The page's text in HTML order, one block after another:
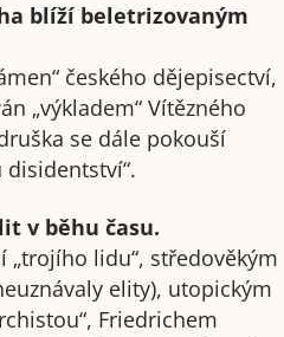
blíží beletrizovaným
českého dějepisectví,
„výkladem“ Vítězného
se dále pokouší
v běhu času.
„trojího lidu“, středověkým
elity), utopickým
Friedrichem